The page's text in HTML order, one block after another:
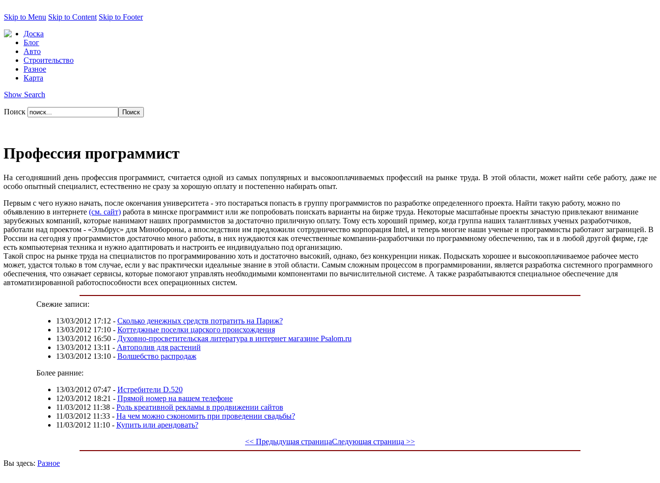
Skip to Menu Skip to Content Skip to Footer
Доска
Блог
Авто
Строительство
Разное
Карта
Show Search
Поиск
Профессия программист
На сегодняшний день профессия программист, считается одной из самых популярных и высокооплачиваемых профессий на рынке труда. В этой области, может найти себе работу, даже не
особо опытный специалист, естественно не сразу за хорошую оплату и постепенно набирать опыт.
Первым с чего нужно начать, после окончания университета - это постараться попасть в группу программистов по разработке определенного проекта. Найти такую работу, можно по
объявлению в интернете (см. сайт) работа в минске программист или же попробовать поискать варианты на бирже труда. Некоторые масштабные проекты зачастую привлекают внимание
зарубежных компаний, которые нанимают наших программистов за достаточно приличную оплату. Тому есть хороший пример, когда группа наших талантливых ученых разработчиков,
работали над проектом - «Эльбрус» для Минобороны, а впоследствии им предложили сотрудничество корпорация Intel, и теперь многие наши ученые и программисты работают заграницей. В
России на сегодня у программистов достаточно много работы, в них нуждаются как отечественные компании-разработчики по программному обеспечению, так и в любой другой фирме, где
есть компьютерная техника и нужно адаптировать и настроить ее индивидуально под организацию.
Такой спрос на рынке труда на специалистов по программированию хоть и достаточно высокий, однако, без конкуренции никак. Подыскать хорошее и высокооплачиваемое рабочее место
может, удастся только в том случае, если у вас практически идеальные знание в этой области. Самым сложным процессом в программировании, является разработка системного программного
обеспечения, что означает сервисы, которые помогают управлять необходимыми компонентами по вычислительной системе. А также разрабатываются специальное обеспечение для
автоматизированной работоспособности всех операционных систем.
Свежие записи:
13/03/2012 17:12 - Сколько денежных средств потратить на Париж?
13/03/2012 17:10- Коттеджные поселки царского происхождения
13/03/2012 16:50- Духовно-просветительская литература в интернет магазине Psalom.ru
13/03/2012 13:11 - Автополив для растений
13/03/2012 13:10- Волшебство распродаж
Более ранние:
13/03/2012 07:47- Истребители D.520
12/03/2012 18:21 - Прямой номер на вашем телефоне
11/03/2012 11:38- Роль креативной рекламы в продвижении сайтов
11/03/2012 11:33- На чем можно сэкономить при проведении свадьбы?
11/03/2012 11:10- Купить или арендовать?
<< Предыдущая страницаСледующая страница >>
Вы здесь: Разное